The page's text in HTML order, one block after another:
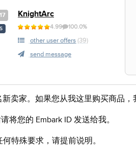
17
S
KnightArc
4.99 100.0%
other user offers (39)
send message
新卖家。如果您从我这里购买商品
将您的 Embark ID 发送给我。
何特殊要求，请提前说明。